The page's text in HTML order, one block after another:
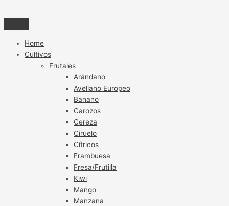
Home
Cultivos
Frutales
Arándano
Avellano Europeo
Banano
Carozos
Cereza
Ciruelo
Cítricos
Frambuesa
Fresa/Frutilla
Kiwi
Mango
Manzana